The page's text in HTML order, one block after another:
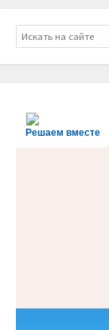
Поиск
Решаем вместе